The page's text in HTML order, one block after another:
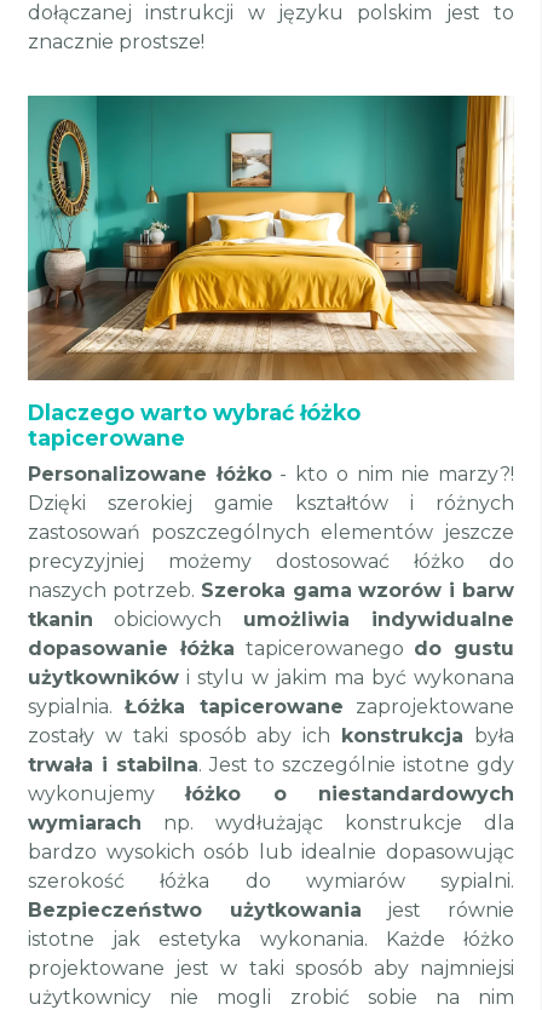
dołączanej instrukcji w języku polskim jest to
znacznie prostsze!
Dlaczego warto wybrać łóżko
tapicerowane
Personalizowane łóżko- kto o nim nie marzy?!
Dzięki szerokiej gamie kształtów i różnych
zastosowań poszczególnych elementów jeszcze
precyzyjniej możemy dostosować łóżko do
naszych potrzeb. Szeroka gama wzorów i barw
tkanin obiciowych umożliwia indywidualne
dopasowanie łóżka tapicerowanego do gustu
użytkowników i stylu w jakim ma być wykonana
sypialnia.Łóżka tapicerowane zaprojektowane
zostały w taki sposób aby ich konstrukcja była
trwała i stabilna. Jest to szczególnie istotne gdy
wykonujemyłóżko o niestandardowych
wymiarach np. wydłużając konstrukcje dla
bardzo wysokich osób lub idealnie dopasowując
szerokość łóżka do wymiarów sypialni.
Bezpieczeństwo użytkowania jest równie
istotne jak estetyka wykonania. Każde łóżko
projektowane jest w taki sposób aby najmniejsi
użytkownicy nie mogli zrobić sobie na nim